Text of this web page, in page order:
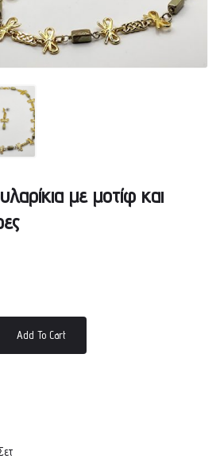
με μοτίφ και
Add To Cart